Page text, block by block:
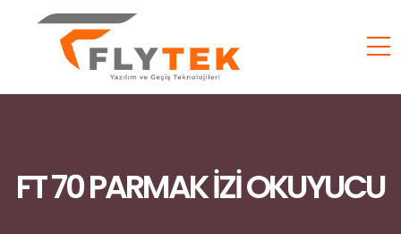
FT 70 PARMAK İZİ OKUYUCU